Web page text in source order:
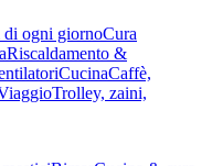
di ogni giornoCura
Riscaldamento &
CucinaCaffè,
Trolley, zaini,